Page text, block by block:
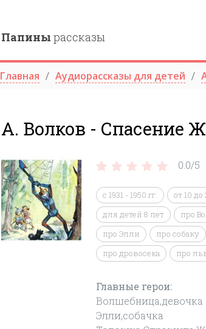
Папины рассказы
Главная Аудиорассказы для детей
А. Волков - Спасение
0.0/5
с 1931 - 1950 гг.
от 10
для детей 8 лет
про
про Элли
про собаку
про дровосека
про
Главные герои:
Волшебница,девочка
Элли,собачка